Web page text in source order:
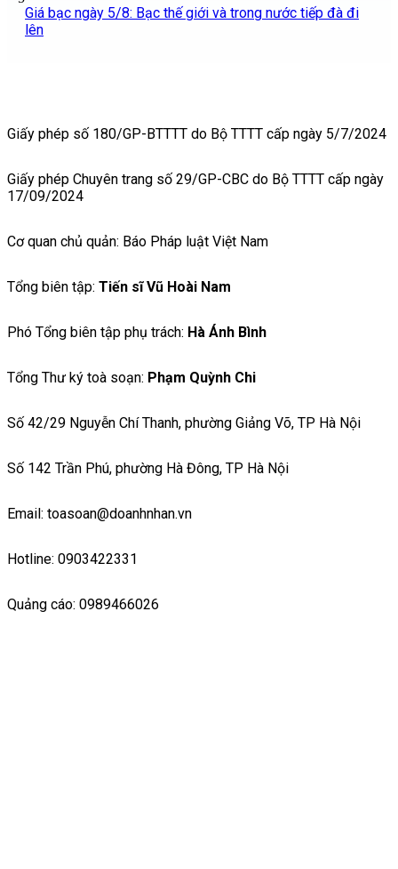
Giá bạc ngày 5/8: Bạc thế giới và trong nước tiếp đà đi
lên
Giấy phép số 180/GP-BTTTT do Bộ TTTT cấp ngày 5/7/2024
Giấy phép Chuyên trang số 29/GP-CBC do Bộ TTTT cấp ngày
17/09/2024
Cơ quan chủ quản: Báo Pháp luật Việt Nam
Tổng biên tập: Tiến sĩ Vũ Hoài Nam
Phó Tổng biên tập phụ trách: Hà Ánh Bình
Tổng Thư ký toà soạn: Phạm Quỳnh Chi
Số 42/29 Nguyễn Chí Thanh, phường Giảng Võ, TP Hà Nội
Số 142 Trần Phú, phường Hà Đông, TP Hà Nội
Email: toasoan@doanhnhan.vn
Hotline: 0903422331
Quảng cáo: 0989466026